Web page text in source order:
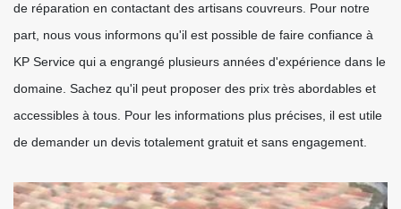
de réparation en contactant des artisans couvreurs. Pour notre
part, nous vous informons qu'il est possible de faire confiance à
KP Service qui a engrangé plusieurs années d'expérience dans le
domaine. Sachez qu'il peut proposer des prix très abordables et
accessibles à tous. Pour les informations plus précises, il est utile
de demander un devis totalement gratuit et sans engagement.